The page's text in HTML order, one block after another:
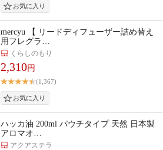
mercyu 【 リードディフューザー詰め替え
用フレグラ…
くらしのもり
2,310円
(1,367)
ハッカ油 200ml パウチタイプ 天然 日本製
アロマオ…
アクアステラ